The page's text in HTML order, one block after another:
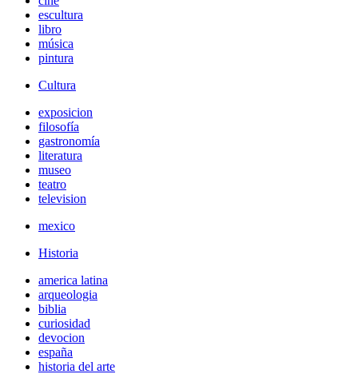
escultura
libro
música
pintura
Cultura
exposicion
filosofía
gastronomía
literatura
museo
teatro
television
mexico
Historia
america latina
arqueologia
biblia
curiosidad
devocion
españa
historia del arte